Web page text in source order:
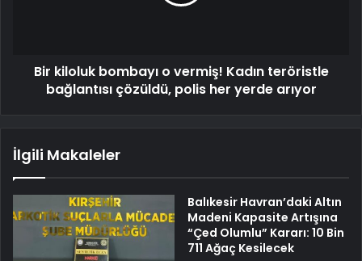
Bir kiloluk bombayı o vermiş! Kadın teröristle
bağlantısı çözüldü, polis her yerde arıyor
İlgili Makaleler
Balıkesir Havran’daki Altın
Madeni Kapasite Artışına
“Çed Olumlu” Kararı: 10 Bin
711 Ağaç Kesilecek